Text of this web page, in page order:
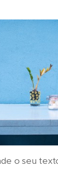
o seu